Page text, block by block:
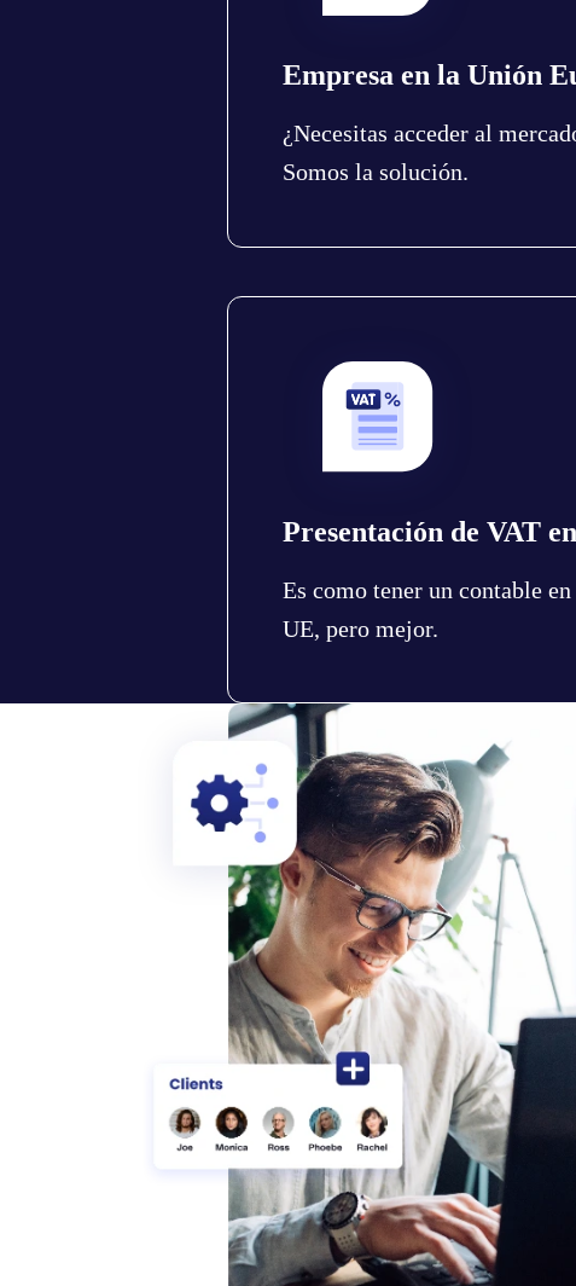
Empresa en la Unión
¿Necesitas acceder al
Somos la solución.
Presentación de VAT
Es como tener un contable
UE, pero mejor.